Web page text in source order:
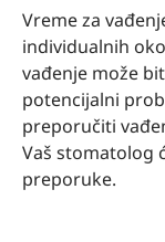
Vreme za
individualnih
vađenje može
potencijalni
preporučiti
Vaš stomatolog
preporuke.